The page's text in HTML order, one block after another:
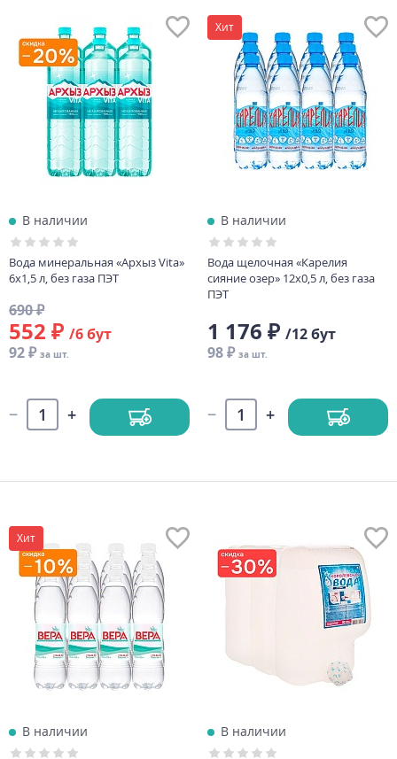
В наличии
Вода минеральная «Архыз Vita»
6х1,5 л, без газа ПЭТ
690 ₽
552 ₽ /6 бут
92 ₽ за шт.
Хит
В наличии
Вода щелочная «Карелия
сияние озер» 12х0,5 л, без газа
ПЭТ
1 176 ₽ /12 бут
98 ₽ за шт.
Хит
В наличии В наличии